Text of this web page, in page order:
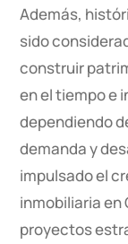
Además,
sido
construir
en el tiempo e
dependiendo
demanda y
impulsado el
inmobiliaria en
proyectos